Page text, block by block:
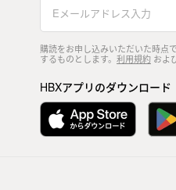
購読をお申し込みいただいた時点
するものとします。 利用規約およ
HBXアプリのダウンロード